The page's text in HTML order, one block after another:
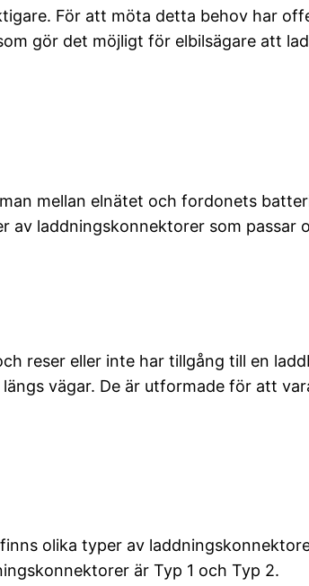
För att möta detta behov har
gör det möjligt för elbilsägare att
mellan elnätet och fordonets
laddningskonnektorer som passar
reser eller inte har tillgång till en
vägar. De är utformade för att
olika typer av
är Typ 1 och Typ 2.